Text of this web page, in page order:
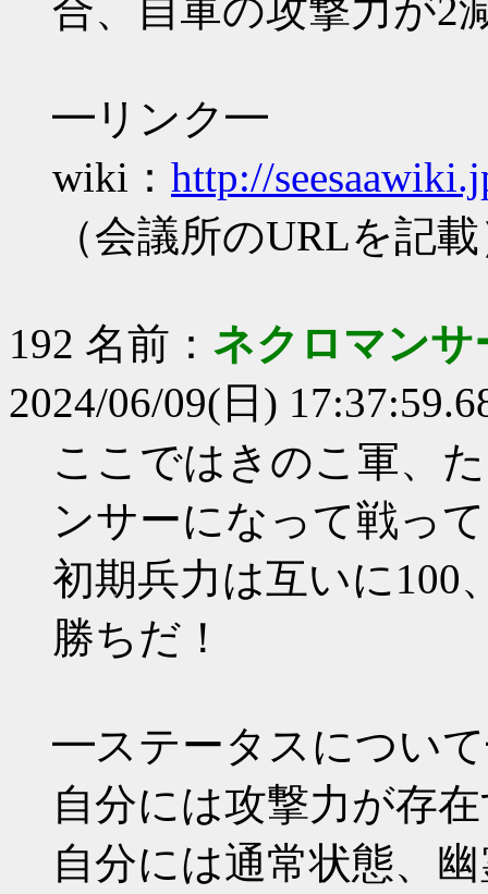
合、自軍の攻撃力が2
━リンク━
wiki： http://
（会議所のURLを記
192 名前： ネクロマンサ
2024/06/09(日)
ここではきのこ軍、
ンサーになって戦っ
初期兵力は互いに100
勝ちだ！
━ステータスについ
自分には攻撃力が存
自分には通常状態、